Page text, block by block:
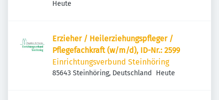
13, 83301 Traunreut, Deutschland
Veröffentlicht
Heute
Erzieher / Heilerziehungspfleger /
Pflegefachkraft (w/m/d), ID-Nr.: 2599
Einrichtungsverbund Steinhöring
85643 Steinhöring, Deutschland Veröffentlicht
Heute